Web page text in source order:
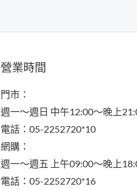
營業時間
門市：
週一～週日 中午12:00～晚上
電話：05-2252720*10
網購：
週一～週五 上午09:00～晚上
電話：05-2252720*16